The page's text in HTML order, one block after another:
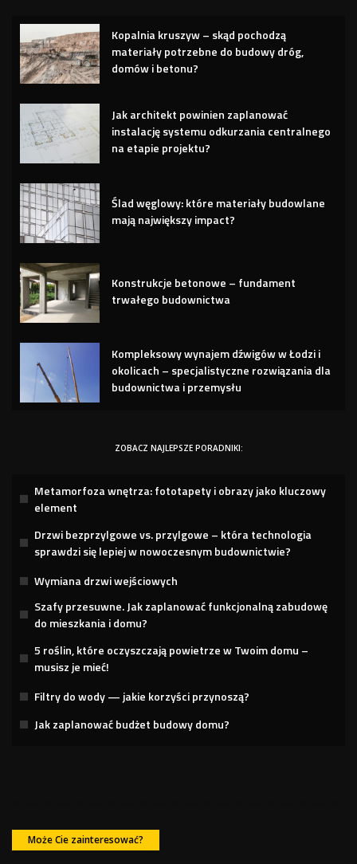
Kopalnia kruszyw – skąd pochodzą
materiały potrzebne do budowy dróg,
domów i betonu?
Jak architekt powinien zaplanować
instalację systemu odkurzania centralnego
na etapie projektu?
Ślad węglowy: które materiały budowlane
mają największy impact?
Konstrukcje betonowe – fundament
trwałego budownictwa
Kompleksowy wynajem dźwigów w Łodzi i
okolicach – specjalistyczne rozwiązania dla
budownictwa i przemysłu
ZOBACZ NAJLEPSZE PORADNIKI:
Metamorfoza wnętrza: fototapety i obrazy jako kluczowy
element
Drzwi bezprzylgowe vs. przylgowe – która technologia
sprawdzi się lepiej w nowoczesnym budownictwie?
Wymiana drzwi wejściowych
Szafy przesuwne. Jak zaplanować funkcjonalną zabudowę
do mieszkania i domu?
5 roślin, które oczyszczają powietrze w Twoim domu –
musisz je mieć!
Filtry do wody — jakie korzyści przynoszą?
Jak zaplanować budżet budowy domu?
Może Cie zainteresować?